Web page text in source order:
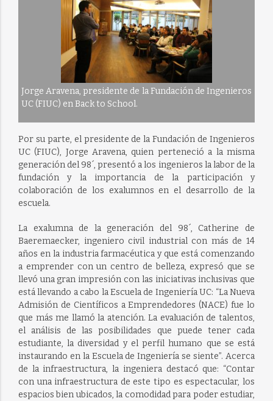
Jorge Aravena, presidente de la Fundación de Ingenieros
UC (FIUC) en Back to School.
Por su parte, el presidente de la Fundación de Ingenieros
UC (FIUC), Jorge Aravena, quien perteneció a la misma
generación del 98´, presentó a los ingenieros la labor de la
fundación y la importancia de la participación y
colaboración de los exalumnos en el desarrollo de la
escuela.
La exalumna de la generación del 98´, Catherine de
Baeremaecker, ingeniero civil industrial con más de 14
años en la industria farmacéutica y que está comenzando
a emprender con un centro de belleza, expresó que se
llevó una gran impresión con las iniciativas inclusivas que
está llevando a cabo la Escuela de Ingeniería UC: “La Nueva
Admisión de Científicos a Emprendedores (NACE) fue lo
que más me llamó la atención. La evaluación de talentos,
el análisis de las posibilidades que puede tener cada
estudiante, la diversidad y el perfil humano que se está
instaurando en la Escuela de Ingeniería se siente”. Acerca
de la infraestructura, la ingeniera destacó que: “Contar
con una infraestructura de este tipo es espectacular, los
espacios bien ubicados, la comodidad para poder estudiar,